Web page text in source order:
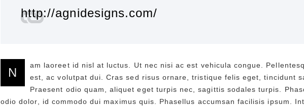
http://agnidesigns.com/
N
am laoreet id nisl at luctus. Ut nec nisi ac est vehicula congue.
est, ac volutpat dui. Cras sed risus ornare, tristique felis eget, tincidunt
Praesent odio quam, aliquet eget turpis nec, sagittis sodales turpis.
odio dolor, id commodo dui maximus quis. Phasellus accumsan facilisis ipsum.